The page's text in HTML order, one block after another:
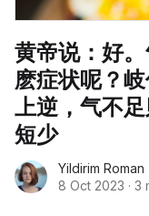
黄帝说：好
麽症状呢？
上逆，气不
短少
Yildirim Roman
8 Oct 2023 · 3